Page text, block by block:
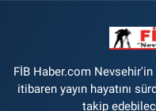
FİB Haber.com
itibaren yayın hayatını
takip